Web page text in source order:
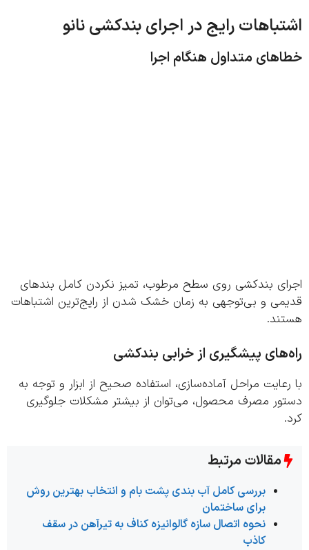
رایج در اجرای بندکشی نانو
متداول هنگام اجرا
بندکشی روی سطح مرطوب، تمیز نکردن کامل بندهای
و بی‌توجهی به زمان خشک شدن از رایج‌ترین اشتباهات
پیشگیری از خرابی بندکشی
مراحل آماده‌سازی، استفاده صحیح از ابزار و توجه به
مصرف محصول، می‌توان از بیشتر مشکلات جلوگیری
مقالات مرتبط
بررسی کامل آب بندی پشت بام و انتخاب بهترین روش
برای ساختمان
نحوه اتصال سازه گالوانیزه کناف به تیرآهن در سقف
کاذب